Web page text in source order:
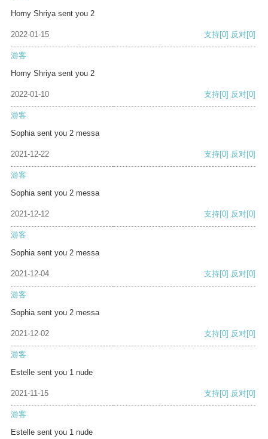
Horny Shriya sent you 2
2022-01-15 支持[0] 反对[0]
游客
Horny Shriya sent you 2
2022-01-10 支持[0] 反对[0]
游客
Sophia sent you 2 messa
2021-12-22 支持[0] 反对[0]
游客
Sophia sent you 2 messa
2021-12-12 支持[0] 反对[0]
游客
Sophia sent you 2 messa
2021-12-04 支持[0] 反对[0]
游客
Sophia sent you 2 messa
2021-12-02 支持[0] 反对[0]
游客
Estelle sent you 1 nude
2021-11-15 支持[0] 反对[0]
游客
Estelle sent you 1 nude